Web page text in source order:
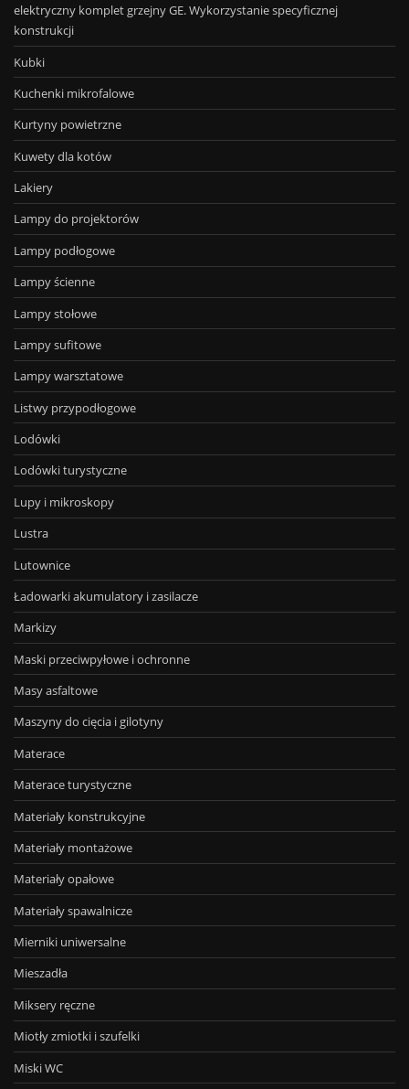
elektryczny komplet grzejny GE. Wykorzystanie specyficznej
konstrukcji
Kubki
Kuchenki mikrofalowe
Kurtyny powietrzne
Kuwety dla kotów
Lakiery
Lampy do projektorów
Lampy podłogowe
Lampy ścienne
Lampy stołowe
Lampy sufitowe
Lampy warsztatowe
Listwy przypodłogowe
Lodówki
Lodówki turystyczne
Lupy i mikroskopy
Lustra
Lutownice
Ładowarki akumulatory i zasilacze
Markizy
Maski przeciwpyłowe i ochronne
Masy asfaltowe
Maszyny do cięcia i gilotyny
Materace
Materace turystyczne
Materiały konstrukcyjne
Materiały montażowe
Materiały opałowe
Materiały spawalnicze
Mierniki uniwersalne
Mieszadła
Miksery ręczne
Miotły zmiotki i szufelki
Miski WC